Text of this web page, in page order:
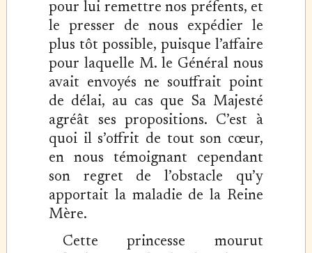
pour lui remettre nos préfents, et
le presser de nous expédier le
plus tôt possible, puisque l’affaire
pour laquelle M. le Général nous
avait envoyés ne souffrait point
de délai, au cas que Sa Majesté
agréât ses propositions. C’est à
quoi il s’offrit de tout son cœur,
en nous témoignant cependant
son regret de l’obstacle qu’y
apportait la maladie de la Reine
Mère.
Cette princesse mourut